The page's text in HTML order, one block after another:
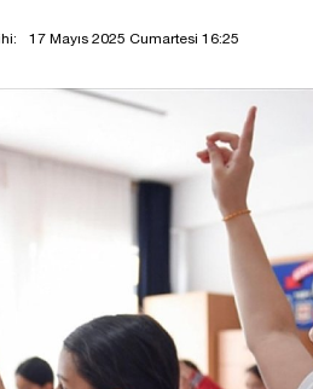
17 Mayıs 2025 Cumartesi 16:25